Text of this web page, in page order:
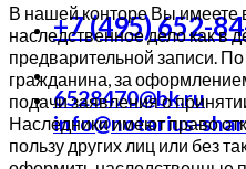
+7 (495) 652-
6528470@bk.ru
info@notarius-
В нашей конторе Вы имеете
наследственное дело как в
предварительной записи.
гражданина, за
подачи заявления о
Наследники имеют право
пользу других лиц или без